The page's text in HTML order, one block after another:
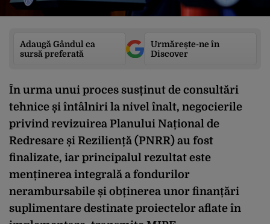
Adaugă Gândul ca
sursă preferată
Urmărește-ne în
Discover
În urma unui proces susținut de consultări
tehnice și întâlniri la nivel înalt, negocierile
privind revizuirea Planului Național de
Redresare și Reziliență (PNRR) au fost
finalizate, iar principalul rezultat este
menținerea integrală a fondurilor
nerambursabile și obținerea unor finanțări
suplimentare destinate proiectelor aflate în